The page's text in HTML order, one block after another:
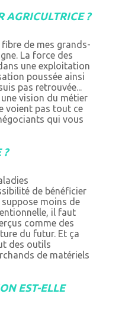
AGRICULTRICE ?
de mes grands-
La force des
une exploitation
poussée ainsi
pas retrouvée...
vision du métier
voient pas tout ce
qui vous
?
de bénéficier
moins de
il faut
comme des
du futur. Et ça
des outils
de matériels
EST-ELLE